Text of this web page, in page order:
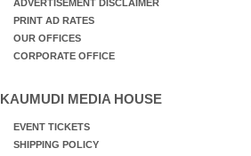
ADVERTISEMENT DISCLAIMER
PRINT AD RATES
OUR OFFICES
CORPORATE OFFICE
KAUMUDI MEDIA HOUSE
EVENT TICKETS
SHIPPING POLICY